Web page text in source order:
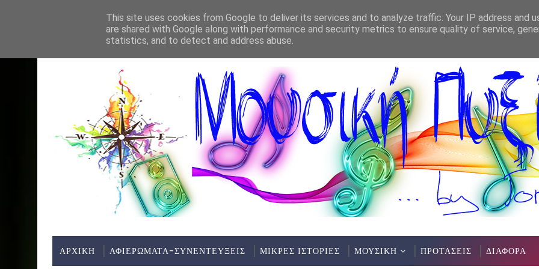
About Contact
ΤΕΛΕΥΤΑΊΑ ΝΈΑ:
ΑΡΧΙΚΗ ΑΦΙΕΡΩΜΑΤΑ-ΣΥΝΕΝΤΕΥΞΕΙΣ ΜΙΚΡΕΣ ΙΣΤΟΡΙΕΣ ΜΟΥΣΙΚΗ ΠΡΟΤΑΣΕΙΣ ΔΙΑΦΟΡΑ
This site uses cookies from Google to deliver its services and to analyze traffic. Your IP address and
are shared with Google along with performance and security metrics to ensure quality of service,
statistics, and to detect and address abuse.